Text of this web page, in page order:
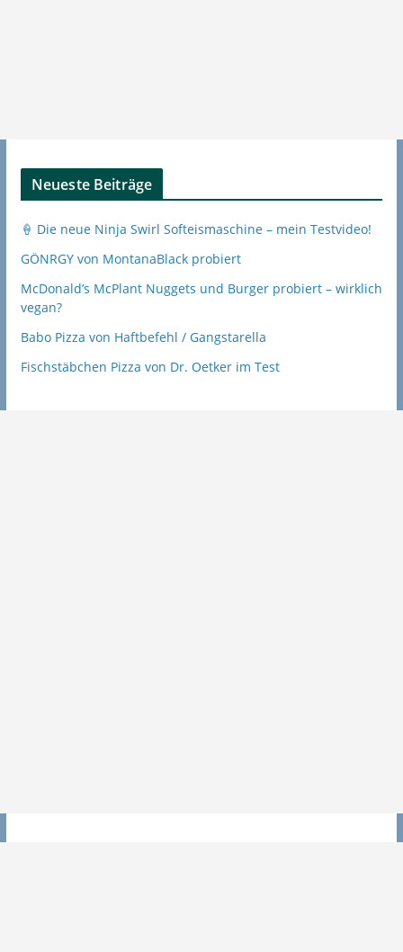
Neueste Beiträge
🍦 Die neue Ninja Swirl Softeismaschine – mein Testvideo!
GÖNRGY von MontanaBlack probiert
McDonald’s McPlant Nuggets und Burger probiert – wirklich
vegan?
Babo Pizza von Haftbefehl / Gangstarella
Fischstäbchen Pizza von Dr. Oetker im Test